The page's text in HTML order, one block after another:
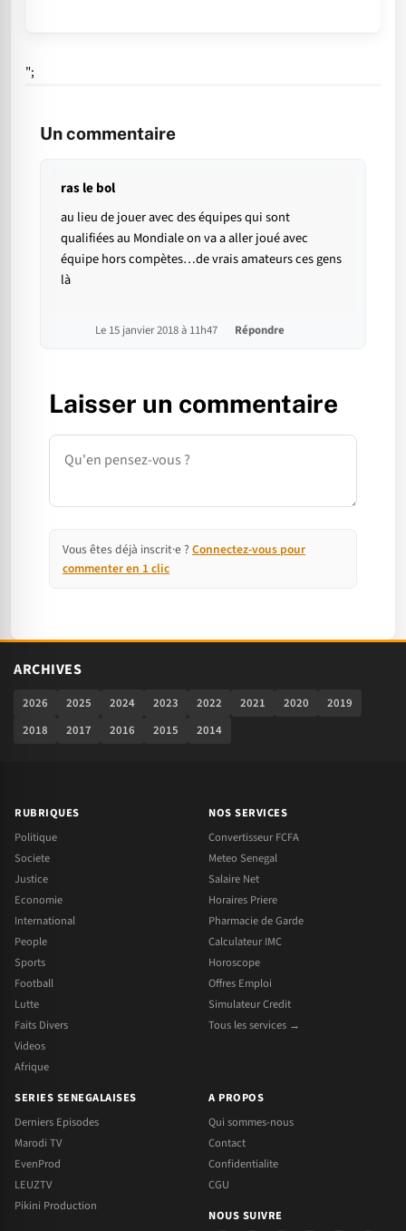
";
Un commentaire
ras le bol
au lieu de jouer avec des équipes qui sont
qualifiées au Mondiale on va a aller joué avec
équipe hors compètes…de vrais amateurs ces gens
là
Le 15 janvier 2018 à 11h47 Répondre
Laisser un commentaire
Commentaire
Vous êtes déjà inscrit·e ? Connectez-vous pour
commenter en 1 clic
ARCHIVES
2026 2025 2024 2023 2022 2021 2020
2019
2018
2017 2016 2015 2014
RUBRIQUES
Politique
Societe
Justice
Economie
International
People
Sports
Football
Lutte
Faits Divers
Videos
Afrique
NOS SERVICES
Convertisseur FCFA
Meteo Senegal
Salaire Net
Horaires Priere
Pharmacie de Garde
Calculateur IMC
Horoscope
Offres Emploi
Simulateur Credit
Tous les services →
SERIES SENEGALAISES
Derniers Episodes
Marodi TV
EvenProd
LEUZTV
Pikini Production
A PROPOS
Qui sommes-nous
Contact
Confidentialite
CGU
NOUS SUIVRE